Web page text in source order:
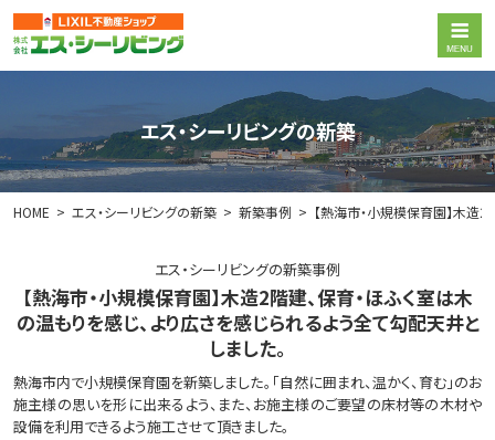
エス・シーリビングの新築
HOME エス・シーリビングの新築 新築事例 【熱海市・小規模保育園】木造2
エス・シーリビングの新築事例
【熱海市・小規模保育園】木造2階建、保育・ほふく室は木
の温もりを感じ、より広さを感じられるよう全て勾配天井と
しました。
熱海市内で小規模保育園を新築しました。「自然に囲まれ、温かく、育む」のお
施主様の思いを形に出来るよう、また、お施主様のご要望の床材等の木材や
設備を利用できるよう施工させて頂きました。